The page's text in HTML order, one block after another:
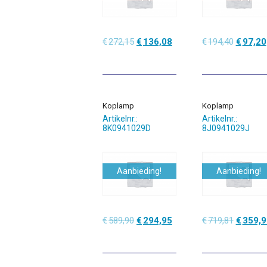
€272,15 Oorspronkelijke
€272,15.
€ 136,08
€136,08.
€194,40
€194,40.
€ 97,20
Koplamp
Artikelnr.:
8K0941029D
Aanbieding!
€589,90 Oorspronkelijke
€589,90.
€ 294,95
€294,95.
Koplamp
Artikelnr.:
8J0941029J
Aanbieding!
€719,81
€719,81.
€